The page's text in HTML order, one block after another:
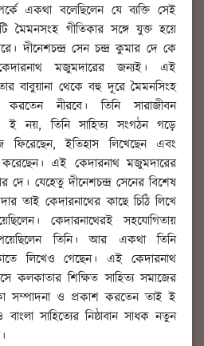
বলেছিলেন যে ব্যক্তি সেই
মৈমনসংহ গীতিকার সঙ্গে যুক্ত হয়ে
দীনেশচন্দ্র সেন চন্দ্র কুমার দে কে
মজুমদারের জন্যই। এই
বাবুয়ানা থেকে বহু দূরে মৈমনসিংহ
করতেন নীরবে। তিনি সারাজীবন
ই নয়, তিনি সাহিত্য সংগঠন গড়ে
ফিরেছেন, ইতিহাস লিখেছেন এবং
করেছেন। এই কেদারনাথ মজুমদারের
দে। যেহেতু দীনেশচন্দ্র সেনের বিশেষ
তাই কেদারনাথের কাছে চিঠি লিখে
কেদারনাথেরই সহযোগিতায়
তিনি। আর একথা তিনি
লিখেও গেছেন। এই কেদারনাথ
কলকাতার শিক্ষিত সাহিত্য সমাজের
সম্পাদনা ও প্রকাশ করতেন তাই ই
সাহিত্যের নিষ্ঠাবান সাধক নতুন